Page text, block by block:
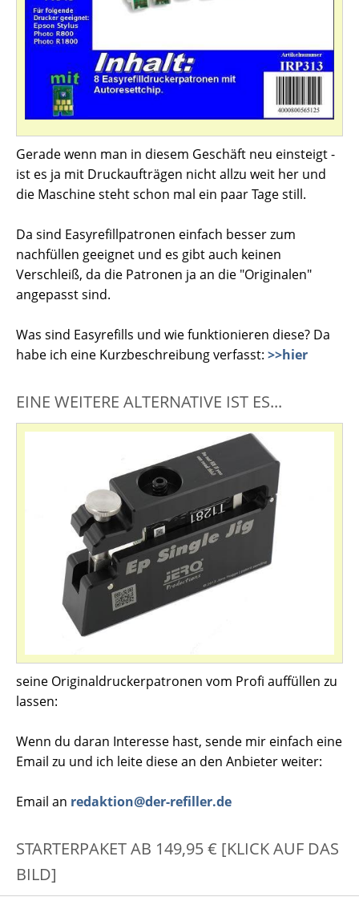
Gerade wenn man in diesem Geschäft neu einsteigt -
ist es ja mit Druckaufträgen nicht allzu weit her und
die Maschine steht schon mal ein paar Tage still.
Da sind Easyrefillpatronen einfach besser zum
nachfüllen geeignet und es gibt auch keinen
Verschleiß, da die Patronen ja an die "Originalen"
angepasst sind.
Was sind Easyrefills und wie funktionieren diese? Da
habe ich eine Kurzbeschreibung verfasst: >>hier
EINE WEITERE ALTERNATIVE IST ES...
seine Originaldruckerpatronen vom Profi auffüllen zu
lassen:
Wenn du daran Interesse hast, sende mir einfach eine
Email zu und ich leite diese an den Anbieter weiter:
Email an redaktion@der-refiller.de
STARTERPAKET AB 149,95 € [KLICK AUF DAS
BILD]